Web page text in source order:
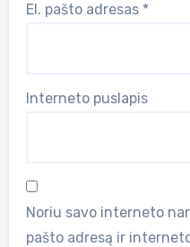
El. pašto adresas *
Interneto puslapis
Noriu savo interneto
pašto adresą ir